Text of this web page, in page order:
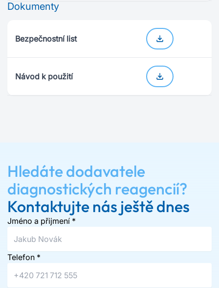
Dokumenty
Bezpečnostní list
Návod k použití
Hledáte dodavatele
diagnostických reagencií?
Kontaktujte nás ještě dnes
Jméno a přijmení *
Telefon *